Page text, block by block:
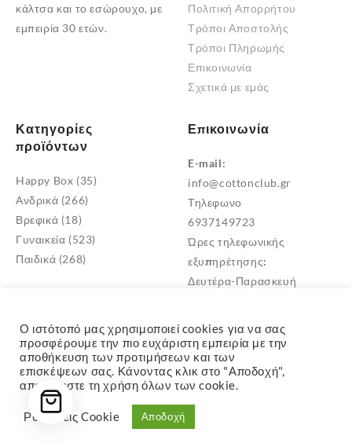
κάλτσα και το εσώρουχο, με
εμπειρία 30 ετών.
Πολιτική Απορρήτου
Τρόποι Αποστολής
Τρόποι Πληρωμής
Επικοινωνία
Σχετικά με εμάς
Κατηγορίες
προϊόντων
Happy Box (35)
Ανδρικά (266)
Βρεφικά (18)
Γυναικεία (523)
Παιδικά (268)
Επικοινωνία
E-mail:
info@cottonclub.gr
Τηλεφωνο
6937149723
Ώρες τηλεφωνικής
εξυπηρέτησης:
Δευτέρα-Παρασκευή
Μεταμόρφωση Αττικής
TK: 14452
Ο ιστότοπό μας χρησιμοποιεί cookies για να σας
προσφέρουμε την πιο ευχάριστη εμπειρία με την
αποθήκευση των προτιμήσεων και των
επισκέψεων σας. Κάνοντας κλικ στο "Αποδοχή",
αποδέχεστε τη χρήση όλων των cookie.
Ρυθμίσεις Cookie Αποδοχή